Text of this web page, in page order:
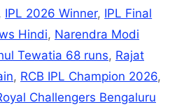
, IPL 2026 Winner, IPL Final
Hindi, Narendra Modi
Tewatia 68 runs, Rajat
, RCB IPL Champion 2026,
Challengers Bengaluru